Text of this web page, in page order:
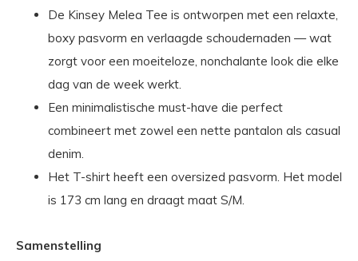
De Kinsey Melea Tee is ontworpen met een relaxte,
boxy pasvorm en verlaagde schoudernaden — wat
zorgt voor een moeiteloze, nonchalante look die elke
dag van de week werkt.
Een minimalistische must-have die perfect
combineert met zowel een nette pantalon als casual
denim.
Het T-shirt heeft een oversized pasvorm. Het model
is 173 cm lang en draagt maat S/M.
Samenstelling